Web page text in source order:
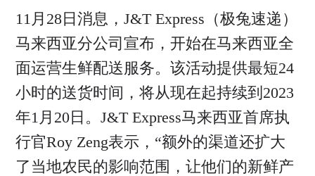
11月28日消息，J&T Express（极兔速递）
马来西亚分公司宣布，开始在马来西亚全
面运营生鲜配送服务。该活动提供最短24
小时的送货时间，将从现在起持续到2023
年1月20日。J&T Express马来西亚首席执
行官Roy Zeng表示，“额外的渠道还扩大
了当地农民的影响范围，让他们的新鲜产